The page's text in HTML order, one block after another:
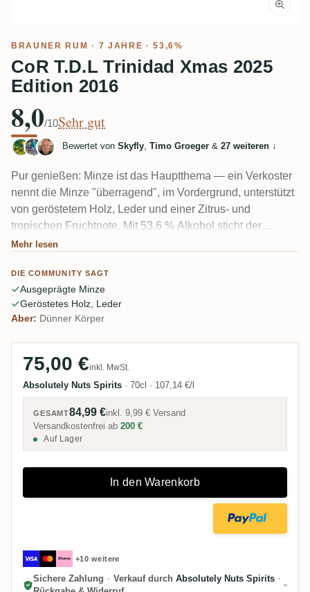
BRAUNER RUM · 7 JAHRE · 53,6%
CoR T.D.L Trinidad Xmas 2025
Edition 2016
8,0/10Sehr gut
Bewertet von Skyfly, Timo Groeger & 27 weiteren ↓
Pur genießen: Minze ist das Hauptthema — ein Verkoster
nennt die Minze "überragend", im Vordergrund, unterstützt
von geröstetem Holz, Leder und einer Zitrus- und
tropischen Fruchtnote. Mit 53,6 % Alkohol sticht der
Alkohol durch, und einige fanden den Körper dünn und
Bitterorange. Ein deutliches Trinidad TDL-Profil mit
kräuteriger Note.
Mehr lesen
DIE COMMUNITY SAGT
Ausgeprägte Minze
Geröstetes Holz, Leder
Aber: Dünner Körper
75,00 €inkl. MwSt.
Absolutely Nuts Spirits · 70cl · 107,14 €/l
GESAMT84,99 €inkl.9,99 € Versand
Versandkostenfrei ab 200 €
Auf Lager
In den Warenkorb
+10 weitere
Sichere Zahlung · Verkauf durch Absolutely Nuts Spirits ·